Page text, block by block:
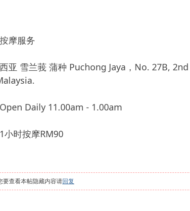
摩服务
亚 雪兰莪 蒲种 Puchong Jaya，No. 27B,
Daily 11.00am - 1.00am
小时按摩RM90
要查看本帖隐藏内容请回复